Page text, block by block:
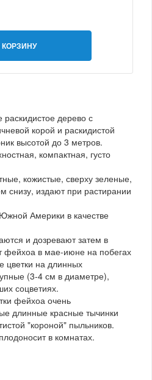
КОРЗИНУ
дерево с
корой и раскидистой
высотой до 3 метров.
компактная, густо
кожистые, сверху зеленые,
снизу, издают при растирании
Америки в качестве
и дозревают затем в
фейхоа в мае-июне на побегах
цветки на длинных
(3-4 см в диаметре),
соцветиях.
фейхоа очень
длинные красные тычинки
"короной" пыльников.
в комнатах.